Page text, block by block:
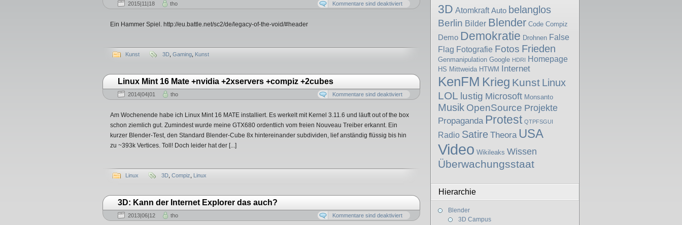
2015|11|18 tho Kommentare sind deaktiviert
Ein Hammer Spiel. http://eu.battle.net/sc2/de/legacy-of-the-void/#header
Kunst 3D Gaming Kunst
Linux Mint 16 Mate +nvidia +2xservers +compiz +2cubes
2014|04|01 tho Kommentare sind deaktiviert
Am Wochenende habe ich Linux Mint 16 MATE installiert. Es werkelt mit Kernel 3.11.6 und läuft out of the box
schon ziemlich gut. Zumindest wurde meine GTX680 ordentlich vom freien Nouveau Treiber erkannt. Ein
kurzer Blender-Test, den Standard Blender-Cube 8x hintereinander subdividen, lief anständig flüssig bis hin
zu ~393k Vertices. Toll! Doch leider hat der [...]
Linux 3D Compiz Linux
3D: Kann der Internet Explorer das auch?
2013|06|12 tho Kommentare sind deaktiviert
3D Atomkraft Auto belanglos
Berlin Bilder Blender Code Compiz
Demo Demokratie Drohnen False
Flag Fotografie Fotos Frieden
Genmanipulation Google HDRI Homepage
HS Mittweida HTWM Internet
KenFM Krieg Kunst Linux
LOL lustig Microsoft Monsanto
Musik OpenSource Projekte
Propaganda Protest QTPFSGUI
Radio Satire Theora USA
Video Wikileaks Wissen
Überwachungsstaat
Hierarchie
Blender
3D Campus